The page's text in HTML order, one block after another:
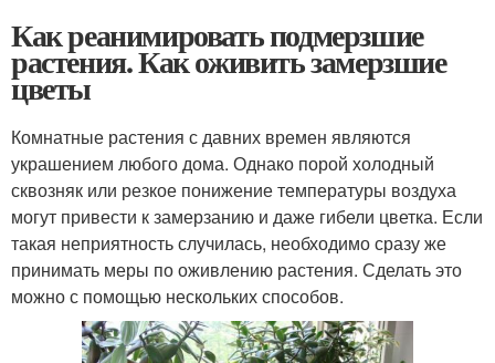
Как реанимировать подмерзшие
растения. Как оживить замерзшие
цветы
Комнатные растения с давних времен являются
украшением любого дома. Однако порой холодный
сквозняк или резкое понижение температуры воздуха
могут привести к замерзанию и даже гибели цветка. Если
такая неприятность случилась, необходимо сразу же
принимать меры по оживлению растения. Сделать это
можно с помощью нескольких способов.